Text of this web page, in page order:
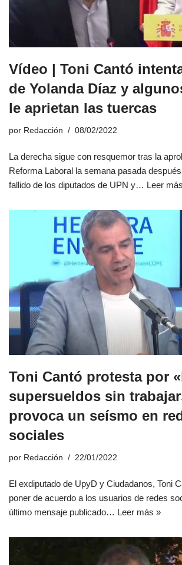
Vídeo | Toni Cantó
de Yolanda Díaz y
le aprietan las tuercas
por Redacción 08/02/2022
La derecha sigue con resquemor tras la
Reforma Laboral la semana pasada después
fallido de los diputados de UPN y… Leer
Toni Cantó protesta por
supersueldos sin
provoca un seísmo en
sociales
por Redacción 22/01/2022
El exdiputado de UpyD y Ciudadanos, Toni
poner de acuerdo a los usuarios de redes
último mensaje publicado… Leer más »